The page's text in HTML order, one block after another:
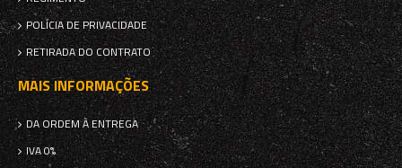
POLÍCIA DE PRIVACIDADE
RETIRADA DO CONTRATO
MAIS INFORMAÇÕES
DA ORDEM À ENTREGA
IVA 0%